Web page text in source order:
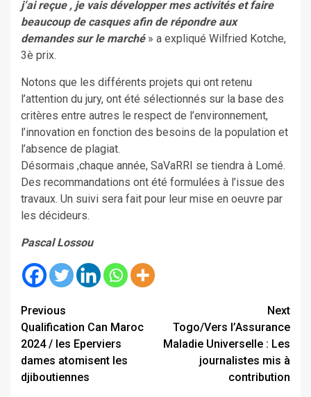
j’ai reçue , je vais développer mes activités et faire
beaucoup de casques afin de répondre aux
demandes sur le marché» a expliqué Wilfried Kotche,
3è prix.
Notons que les différents projets qui ont retenu
l’attention du jury, ont été sélectionnés sur la base des
critères entre autres le respect de l’environnement,
l’innovation en fonction des besoins de la population et
l’absence de plagiat.
Désormais ,chaque année, SaVaRRI se tiendra à Lomé.
Des recommandations ont été formulées à l’issue des
travaux. Un suivi sera fait pour leur mise en oeuvre par
les décideurs.
Pascal Lossou
Continue
Reading
Previous
Qualification Can Maroc
2024 / les Eperviers
dames atomisent les
djiboutiennes
Next
Togo/Vers l’Assurance
Maladie Universelle : Les
journalistes mis à
contribution